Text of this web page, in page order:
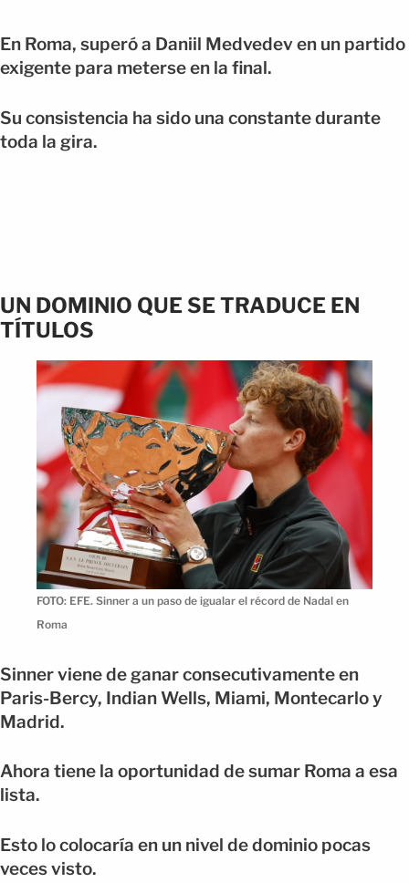
En Roma, superó a Daniil Medvedev en un partido
exigente para meterse en la final.
Su consistencia ha sido una constante durante
toda la gira.
UN DOMINIO QUE SE TRADUCE EN
TÍTULOS
FOTO: EFE. Sinner a un paso de igualar el récord de Nadal en
Roma
Sinner viene de ganar consecutivamente en
Paris-Bercy, Indian Wells, Miami, Montecarlo y
Madrid.
Ahora tiene la oportunidad de sumar Roma a esa
lista.
Esto lo colocaría en un nivel de dominio pocas
veces visto.